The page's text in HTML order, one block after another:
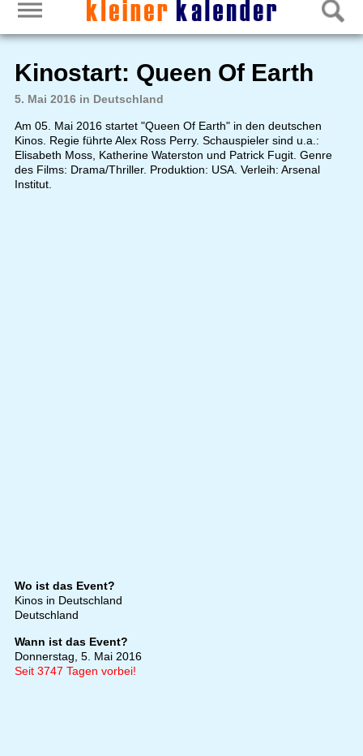
Kinostart: Queen Of Earth
5. Mai 2016 in Deutschland
Am 05. Mai 2016 startet "Queen Of Earth" in den deutschen
Kinos. Regie führte Alex Ross Perry. Schauspieler sind u.a.:
Elisabeth Moss, Katherine Waterston und Patrick Fugit. Genre
des Films: Drama/Thriller. Produktion: USA. Verleih: Arsenal
Institut.
Wo ist das Event?
Kinos in Deutschland
Deutschland
Wann ist das Event?
Donnerstag, 5. Mai 2016
Seit 3747 Tagen vorbei!